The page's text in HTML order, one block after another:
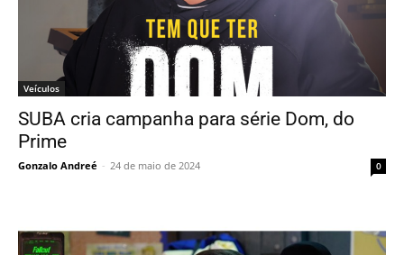
Veículos
SUBA cria campanha para série Dom, do
Prime
Gonzalo Andreé - 24 de maio de 2024 0